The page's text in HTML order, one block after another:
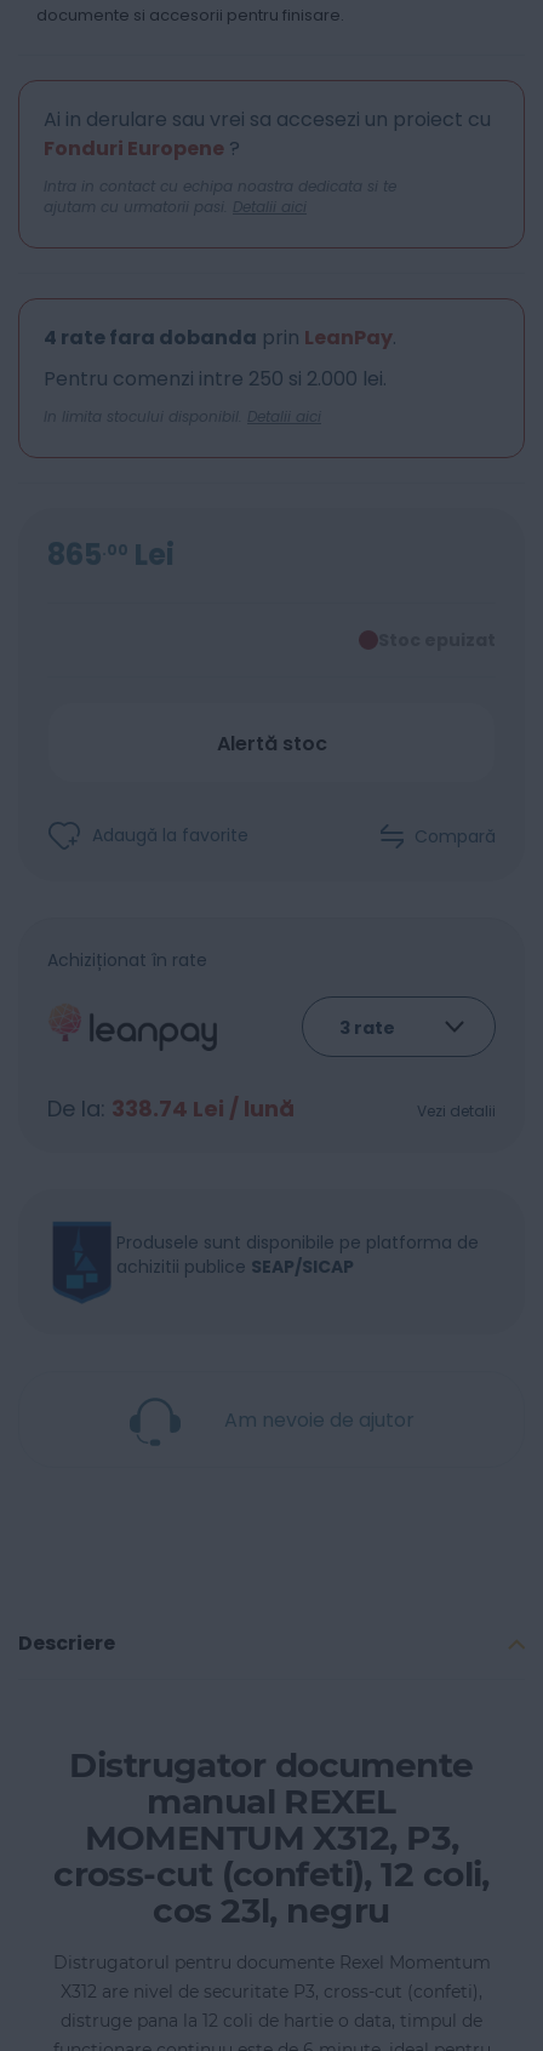
documente si accesorii pentru finisare.
Ai in derulare sau vrei sa accesezi un proiect cu
Fonduri Europene ?
Intra in contact cu echipa noastra dedicata si te
ajutam cu urmatorii pasi. Detalii aici
4 rate fara dobanda prin LeanPay.
Pentru comenzi intre 250 si 2.000 lei.
In limita stocului disponibil. Detalii aici
865 00 Lei
Alertă stoc
Adaugă la favorite Compară
Achiziționat în rate
De la: 338.74 Lei / lună Vezi detalii
Produsele sunt disponibile pe platforma de
achizitii publice SEAP/SICAP
Am nevoie de ajutor
Descriere
Distrugator documente
manual REXEL
MOMENTUM X312, P3,
cross-cut (confeti), 12 coli,
cos 23l, negru
Distrugatorul pentru documente Rexel Momentum
X312 are nivel de securitate P3, cross-cut (confeti),
distruge pana la 12 coli de hartie o data, timpul de